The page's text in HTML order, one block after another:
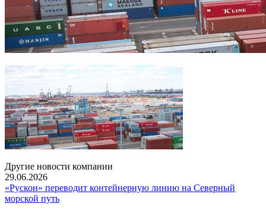
Другие новости компании
29.06.2026
«Рускон» переводит контейнерную линию на Северный
морской путь